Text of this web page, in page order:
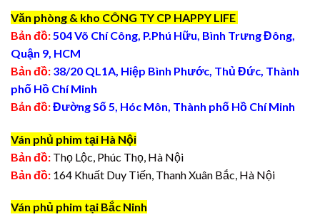
Văn phòng & kho CÔNG TY CP HAPPY LIFE
Bản đồ: 504 Võ Chí Công, P.Phú Hữu, Bình Trưng Đông,
Quận 9, HCM
Bản đồ: 38/20 QL1A, Hiệp Bình Phước, Thủ Đức, Thành
phố Hồ Chí Minh
Bản đồ:Đường Số 5, Hóc Môn, Thành phố Hồ Chí Minh
Ván phủ phim tại Hà Nội
Bản đồ: Thọ Lộc, Phúc Thọ, Hà Nội
Bản đồ: 164 Khuất Duy Tiến, Thanh Xuân Bắc, Hà Nội
Ván phủ phim tại Bắc Ninh